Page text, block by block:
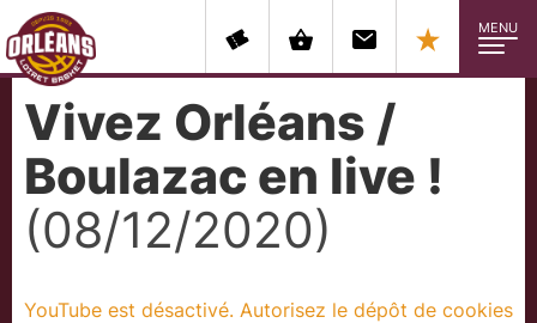
MENU
Vivez Orléans /
Boulazac en live !
(08/12/2020)
YouTube est désactivé. Autorisez le dépôt de cookies